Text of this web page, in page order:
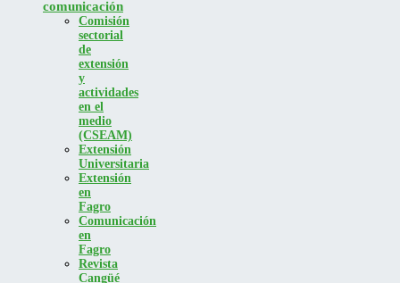
comunicación
Comisión
sectorial
de
extensión
y
actividades
en el
medio
(CSEAM)
Extensión
Universitaria
Extensión
en
Fagro
Comunicación
en
Fagro
Revista
Cangüé